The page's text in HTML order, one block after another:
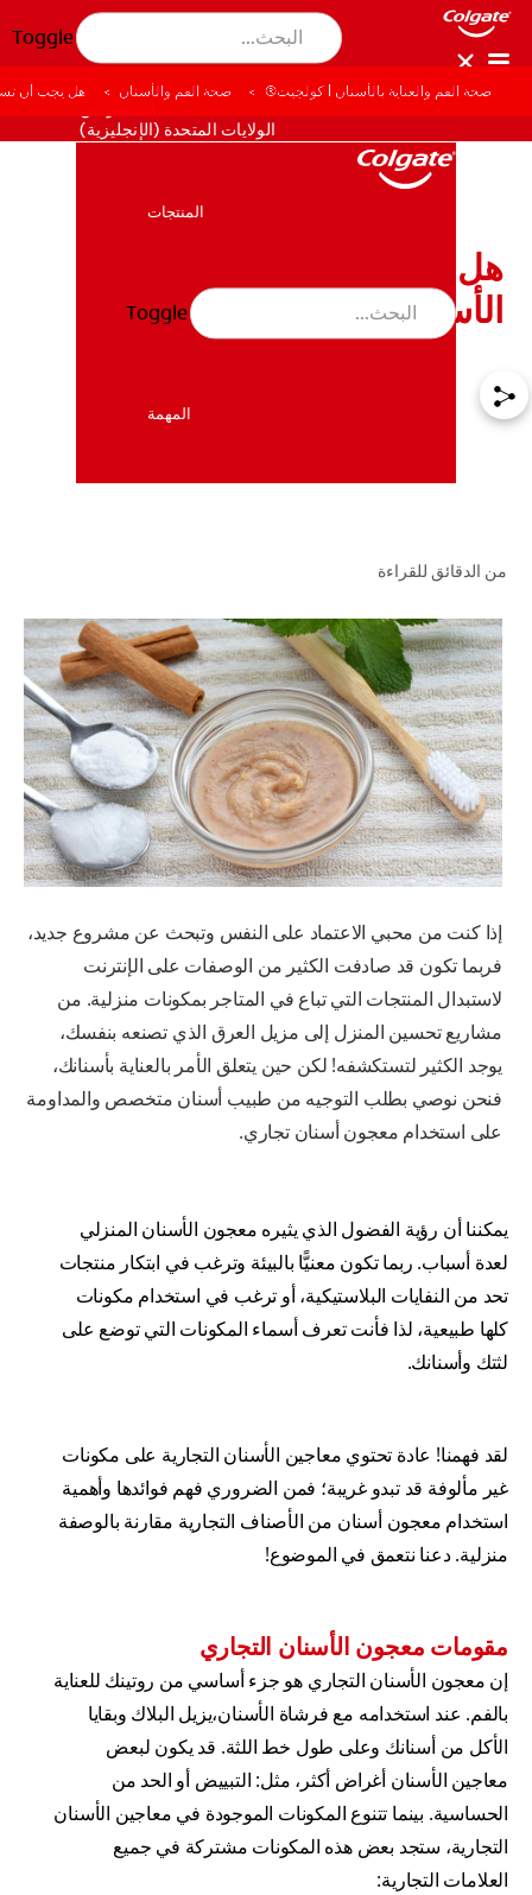
Toggle
المهمة
للمحترفين
الولايات المتحدة (الإنجليزية)
الولايات المتحدة (الإنجليزية)
المنتجات
صحة الفم والأسنان
المهمة
Toggle
صحة الفم والعناية بالأسنان | كولجيت® صحة الفم والأسنان هل يجب أن
هل يجب أن تستخدم معجون
الأسنان المنزلي؟
من الدقائق للقراءة
إذا كنت من محبي الاعتماد على النفس وتبحث عن مشروع جديد،
فربما تكون قد صادفت الكثير من الوصفات على الإنترنت
لاستبدال المنتجات التي تباع في المتاجر بمكونات منزلية. من
مشاريع تحسين المنزل إلى مزيل العرق الذي تصنعه بنفسك،
يوجد الكثير لتستكشفه! لكن حين يتعلق الأمر بالعناية بأسنانك،
فنحن نوصي بطلب التوجيه من طبيب أسنان متخصص والمداومة
على استخدام معجون أسنان تجاري.
يمكننا أن رؤية الفضول الذي يثيره معجون الأسنان المنزلي
لعدة أسباب. ربما تكون معنيًّا بالبيئة وترغب في ابتكار منتجات
تحد من النفايات البلاستيكية، أو ترغب في استخدام مكونات
كلها طبيعية، لذا فأنت تعرف أسماء المكونات التي توضع على
لثتك وأسنانك.
لقد فهمنا! عادة تحتوي معاجين الأسنان التجارية على مكونات
غير مألوفة قد تبدو غريبة؛ فمن الضروري فهم فوائدها وأهمية
استخدام معجون أسنان من الأصناف التجارية مقارنة بالوصفة
منزلية. دعنا نتعمق في الموضوع!
مقومات معجون الأسنان التجاري
إن معجون الأسنان التجاري هو جزء أساسي من روتينك للعناية
بالفم. عند استخدامه مع فرشاة الأسنان،يزيل البلاك وبقايا
الأكل من أسنانك وعلى طول خط اللثة. قد يكون لبعض
معاجين الأسنان أغراض أكثر، مثل: التبييض أو الحد من
الحساسية. بينما تتنوع المكونات الموجودة في معاجين الأسنان
التجارية، ستجد بعض هذه المكونات مشتركة في جميع
العلامات التجارية: